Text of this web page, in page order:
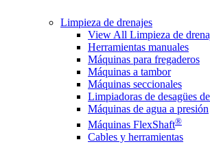
Limpieza de drenajes
View All Limpieza de
Herramientas manuales
Máquinas para fregaderos
Máquinas a tambor
Máquinas seccionales
Limpiadoras de desagües
Máquinas de agua a presión
Máquinas FlexShaft®
Cables y herramientas